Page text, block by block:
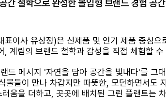
간 철학으로 완성한 몰입형 브랜드 경험 공
표이사 유상정)은 신제품 및 인기 제품 중심으
계림의 브랜드 철학과 감성을 직접 체험할
드 메시지 '자연을 담아 공간을 빛내다'를 그
물들이 만나 차갑지만 따뜻한, 모던하면서도
움을 더하고 곳곳에 배치된 그린 플랜트는